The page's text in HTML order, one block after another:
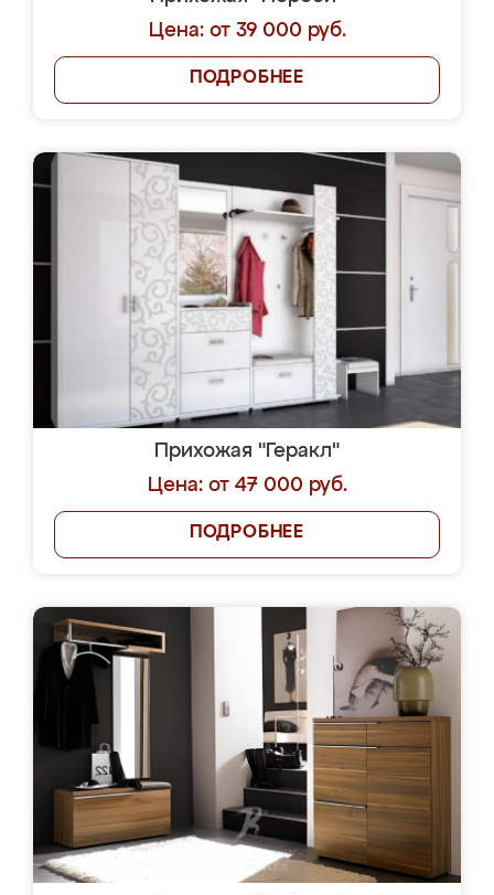
Цена: от 39 000 руб.
ПОДРОБНЕЕ
Прихожая "Геракл"
Цена: от 47 000 руб.
ПОДРОБНЕЕ